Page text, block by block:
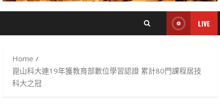
LIVE
Home
崑山科大連19年獲教育部數位學習認證 累計80門課程居技
科大之冠